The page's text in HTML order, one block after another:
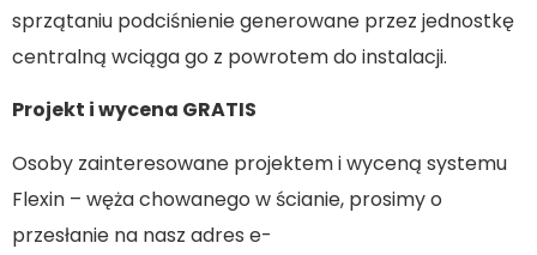
sprzątaniu podciśnienie generowane przez jednostkę
centralną wciąga go z powrotem do instalacji.
Projekt i wycena GRATIS
Osoby zainteresowane projektem i wyceną systemu
Flexin – węża chowanego w ścianie, prosimy o
przesłanie na nasz adres e-